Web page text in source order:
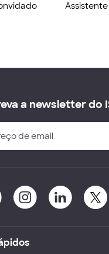
a newsletter do